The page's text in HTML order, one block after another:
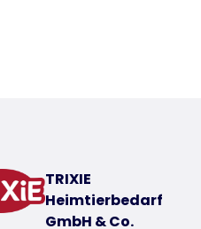
TRIXIE
Heimtierbedarf
GmbH & Co.